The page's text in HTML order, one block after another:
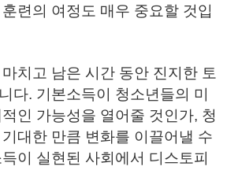
련의 여정도 매우 중요할 것입
치고 남은 시간 동안 진지한 토
다. 기본소득이 청소년들의 미
인 가능성을 열어줄 것인가, 청
대한 만큼 변화를 이끌어낼 수
이 실현된 사회에서 디스토피